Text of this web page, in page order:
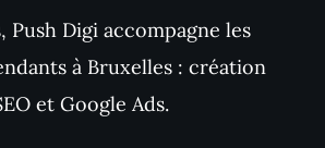
Push Digi accompagne les
à Bruxelles : création
et Google Ads.